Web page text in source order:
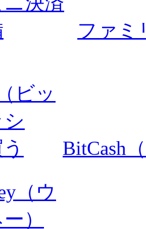
ファミ
BitCash